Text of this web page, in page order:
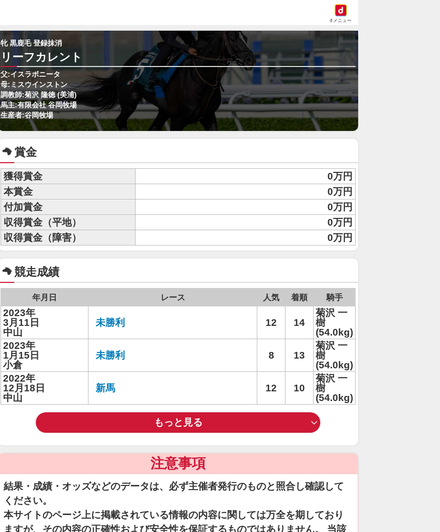
dメニュー
牝 黒鹿毛 登録抹消
リーフカレント
父:イスラボニータ
母:ミスウインストン
調教師:菊沢 隆徳 (美浦)
馬主:有限会社 谷岡牧場
生産者:谷岡牧場
賞金
獲得賞金
0万円
本賞金
0万円
付加賞金
0万円
収得賞金（平地）
0万円
収得賞金（障害）
0万円
競走成績
年月日 レース 人気 着順 騎手
2023年
3月11日
中山
未勝利 12 14
菊沢 一
樹
(54.0kg)
2023年
1月15日
小倉
未勝利 8 13
菊沢 一
樹
(54.0kg)
2022年
12月18日
中山
新馬 12 10
菊沢 一
樹
(54.0kg)
もっと見る
注意事項
結果・成績・オッズなどのデータは、必ず主催者発行のものと照合し確認して
ください。
本サイトのページ上に掲載されている情報の内容に関しては万全を期しており
ますが、その内容の正確性および安全性を保証するものではありません。 当該